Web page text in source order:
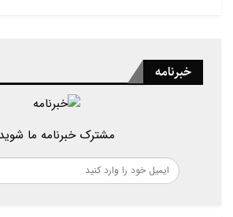
خبرنامه
مشترک خبرنامه ما شوید